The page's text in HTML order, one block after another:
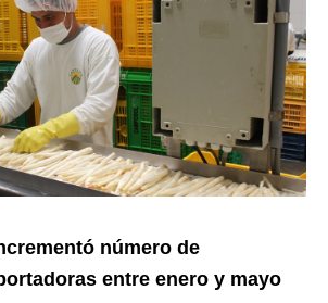
número de
entre enero y mayo